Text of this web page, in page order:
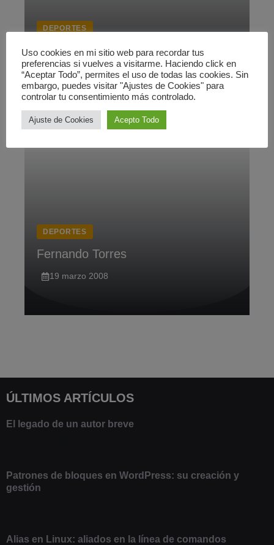
DEPORTES
El patio de colegio
6 octubre 2008
DEPORTES
Fernando Torres
19 marzo 2008
ÚLTIMOS ARTÍCULOS
El legado de un autor breve
Patrones de bloques en WordPress: su creación y
gestión
Alias en Linux: aliados en la línea de comandos
Uso cookies en mi sitio web para recordar tus
preferencias si vuelves a visitarme. Haciendo click en
“Aceptar Todo”, permites el uso de todas las cookies. Sin
embargo, puedes visitar "Ajustes de Cookies" para
controlar tu consentimiento más controlado.
Ajuste de Cookies Acepto Todo